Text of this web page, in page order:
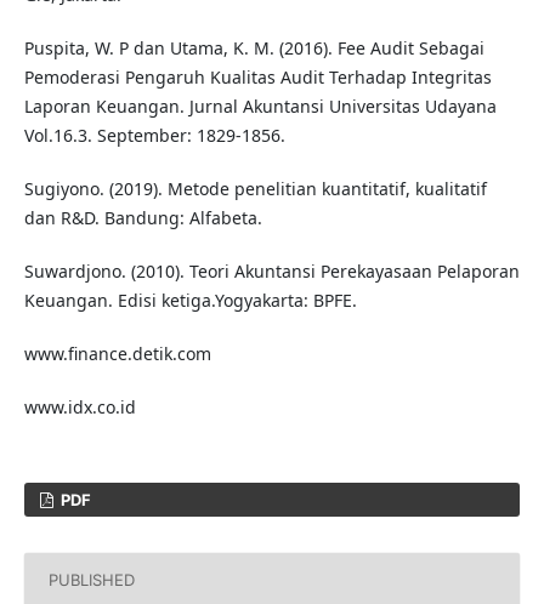
Puspita, W. P dan Utama, K. M. (2016). Fee Audit Sebagai
Pemoderasi Pengaruh Kualitas Audit Terhadap Integritas
Laporan Keuangan. Jurnal Akuntansi Universitas Udayana
Vol.16.3. September: 1829-1856.
Sugiyono. (2019). Metode penelitian kuantitatif, kualitatif
dan R&D. Bandung: Alfabeta.
Suwardjono. (2010). Teori Akuntansi Perekayasaan Pelaporan
Keuangan. Edisi ketiga.Yogyakarta: BPFE.
www.finance.detik.com
www.idx.co.id
PDF
PUBLISHED